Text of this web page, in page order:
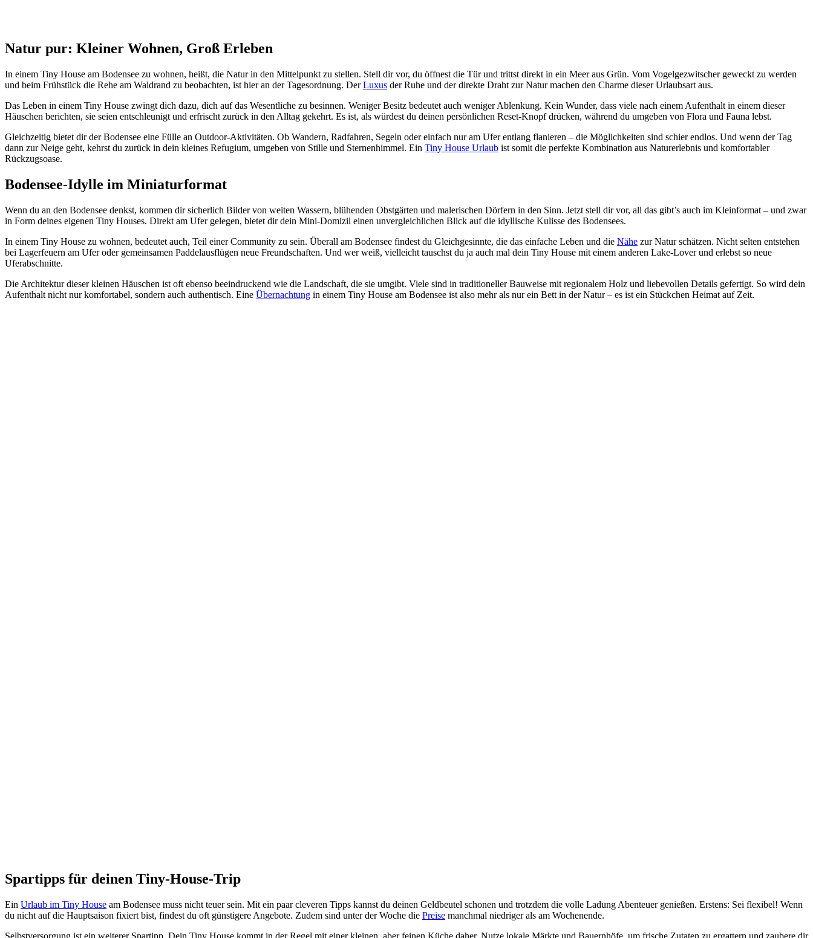
Natur pur: Kleiner Wohnen, Groß Erleben
In einem Tiny House am Bodensee zu wohnen, heißt, die Natur in den Mittelpunkt zu stellen. Stell dir vor, du öffnest die Tür und trittst direkt in ein Meer aus Grün. Vom Vogelgezwitscher geweckt zu werden
und beim Frühstück die Rehe am Waldrand zu beobachten, ist hier an der Tagesordnung. DerLuxus der Ruhe und der direkte Draht zur Natur machen den Charme dieser Urlaubsart aus.
Das Leben in einem Tiny House zwingt dich dazu, dich auf das Wesentliche zu besinnen. Weniger Besitz bedeutet auch weniger Ablenkung. Kein Wunder, dass viele nach einem Aufenthalt in einem dieser
Häuschen berichten, sie seien entschleunigt und erfrischt zurück in den Alltag gekehrt. Es ist, als würdest du deinen persönlichen Reset-Knopf drücken, während du umgeben von Flora und Fauna lebst.
Gleichzeitig bietet dir der Bodensee eine Fülle an Outdoor-Aktivitäten. Ob Wandern, Radfahren, Segeln oder einfach nur am Ufer entlang flanieren – die Möglichkeiten sind schier endlos. Und wenn der Tag
dann zur Neige geht, kehrst du zurück in dein kleines Refugium, umgeben von Stille und Sternenhimmel. Ein Tiny House Urlaub ist somit die perfekte Kombination aus Naturerlebnis und komfortabler
Rückzugsoase.
Bodensee-Idylle im Miniaturformat
Wenn du an den Bodensee denkst, kommen dir sicherlich Bilder von weiten Wassern, blühenden Obstgärten und malerischen Dörfern in den Sinn. Jetzt stell dir vor, all das gibt’s auch im Kleinformat – und zwar
in Form deines eigenen Tiny Houses. Direkt am Ufer gelegen, bietet dir dein Mini-Domizil einen unvergleichlichen Blick auf die idyllische Kulisse des Bodensees.
In einem Tiny House zu wohnen, bedeutet auch, Teil einer Community zu sein. Überall am Bodensee findest du Gleichgesinnte, die das einfache Leben und die Nähe zur Natur schätzen. Nicht selten entstehen
bei Lagerfeuern am Ufer oder gemeinsamen Paddelausflügen neue Freundschaften. Und wer weiß, vielleicht tauschst du ja auch mal dein Tiny House mit einem anderen Lake-Lover und erlebst so neue
Uferabschnitte.
Die Architektur dieser kleinen Häuschen ist oft ebenso beeindruckend wie die Landschaft, die sie umgibt. Viele sind in traditioneller Bauweise mit regionalem Holz und liebevollen Details gefertigt. So wird dein
Aufenthalt nicht nur komfortabel, sondern auch authentisch. Eine Übernachtung in einem Tiny House am Bodensee ist also mehr als nur ein Bett in der Natur – es ist ein Stückchen Heimat auf Zeit.
Spartipps für deinen Tiny-House-Trip
Ein Urlaub im Tiny House am Bodensee muss nicht teuer sein. Mit ein paar cleveren Tipps kannst du deinen Geldbeutel schonen und trotzdem die volle Ladung Abenteuer genießen. Erstens: Sei flexibel! Wenn
du nicht auf die Hauptsaison fixiert bist, findest du oft günstigere Angebote. Zudem sind unter der Woche die Preise manchmal niedriger als am Wochenende.
Selbstversorgung ist ein weiterer Spartipp. Dein Tiny House kommt in der Regel mit einer kleinen, aber feinen Küche daher. Nutze lokale Märkte und Bauernhöfe, um frische Zutaten zu ergattern und zaubere dir